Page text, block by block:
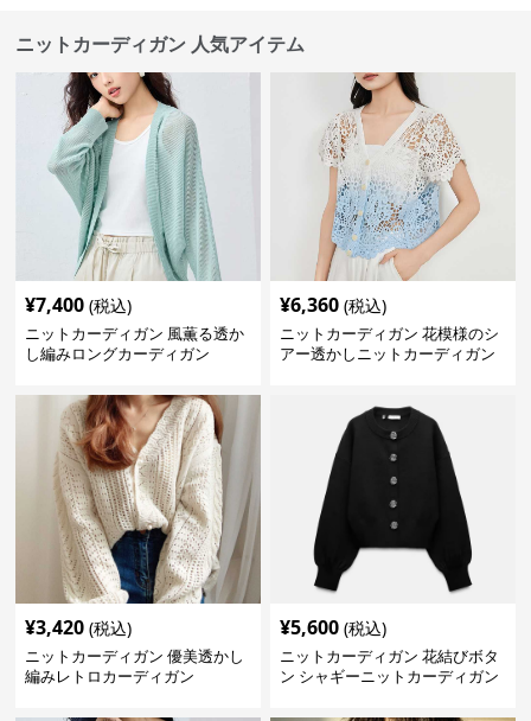
ニットカーディガン 人気アイテム
¥7,400 (税込)
ニットカーディガン 風薫る透か
し編みロングカーディガン
¥6,360 (税込)
ニットカーディガン 花模様のシ
アー透かしニットカーディガン
¥3,420 (税込)
ニットカーディガン 優美透かし
編みレトロカーディガン
¥5,600 (税込)
ニットカーディガン 花結びボタ
ン シャギーニットカーディガン